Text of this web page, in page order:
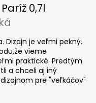
0,7l
z 5 hviezdičiek.
Dizajn je veľmi pekný.
vieme
praktické. Predtým
a chceli aj iný
pre "veľkáčov"